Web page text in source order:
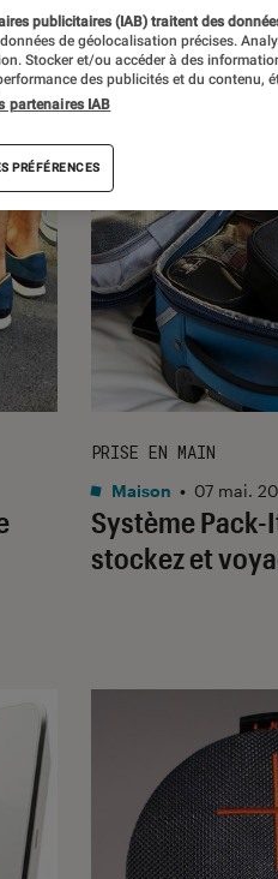
Système Pack-
stockez et
PRISE EN MAIN
Maison • 07 mai.
publicitaires (IAB) traitent des
de géolocalisation précises.
Stocker et/ou accéder à des
des publicités et du contenu,
partenaires IAB
PRÉFÉRENCES